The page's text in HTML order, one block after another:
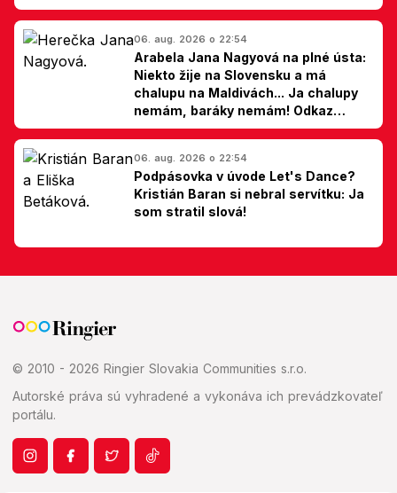
06. aug. 2026 o 22:54
Arabela Jana Nagyová na plné ústa:
Niekto žije na Slovensku a má
chalupu na Maldivách... Ja chalupy
nemám, baráky nemám! Odkaz
Slovákom
06. aug. 2026 o 22:54
Podpásovka v úvode Let's Dance?
Kristián Baran si nebral servítku: Ja
som stratil slová!
© 2010 - 2026 Ringier Slovakia Communities s.r.o.
Autorské práva sú vyhradené a vykonáva ich prevádzkovateľ
portálu.